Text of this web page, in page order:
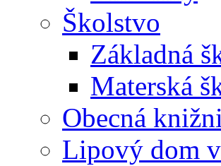
Školstvo
Základná
Materská
Obecná
Lipový dom